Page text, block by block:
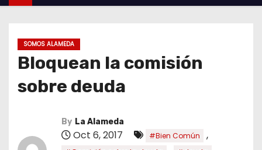
SOMOS ALAMEDA
Bloquean la comisión
sobre deuda
By La Alameda
Oct 6, 2017 #Bien Común ,